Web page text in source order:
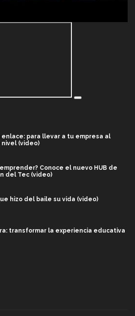
enlace: para llevar a tu empresa al
(video)
Conoce el nuevo HUB de
del Tec (video)
hizo del baile su vida (video)
transformar la experiencia educativa